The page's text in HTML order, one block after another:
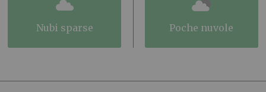
nubi sparse poche nuvole